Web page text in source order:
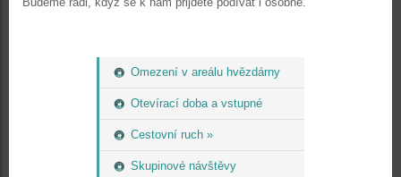
Omezení v areálu hvězdárny
Otevírací doba a vstupné
Cestovní ruch »
Skupinové návštěvy